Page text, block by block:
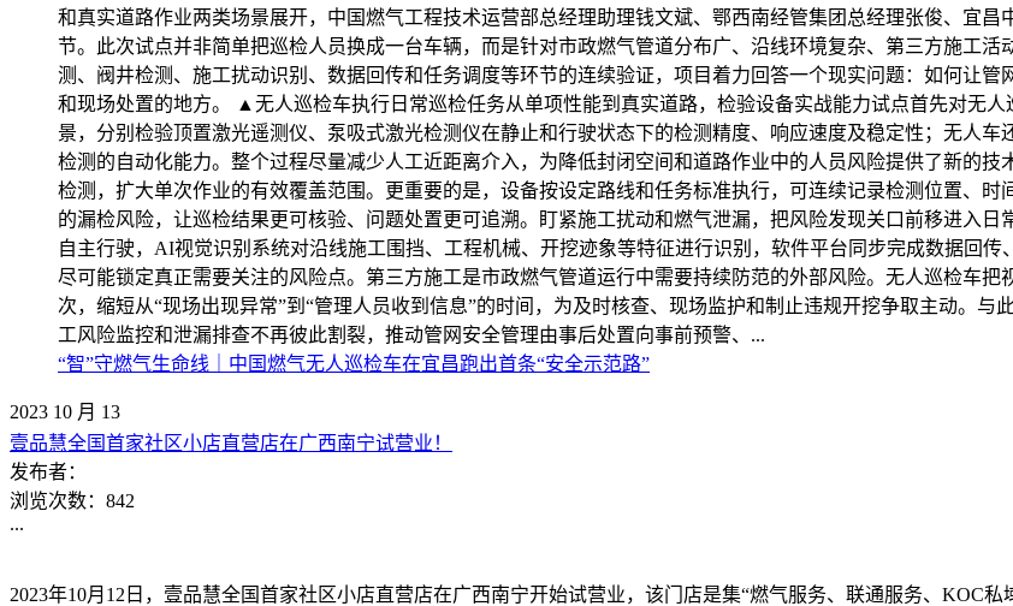
和真实道路作业两类场景展开，中国燃气工程技术运营部总经理助理钱文斌、鄂西南经管集团总经理张俊、宜
节。此次试点并非简单把巡检人员换成一台车辆，而是针对市政燃气管道分布广、沿线环境复杂、第三方施工
测、阀井检测、施工扰动识别、数据回传和任务调度等环节的连续验证，项目着力回答一个现实问题：如何让
和现场处置的地方。 ▲无人巡检车执行日常巡检任务从单项性能到真实道路，检验设备实战能力试点首先对无
景，分别检验顶置激光遥测仪、泵吸式激光检测仪在静止和行驶状态下的检测精度、响应速度及稳定性；无人
检测的自动化能力。整个过程尽量减少人工近距离介入，为降低封闭空间和道路作业中的人员风险提供了新的
检测，扩大单次作业的有效覆盖范围。更重要的是，设备按设定路线和任务标准执行，可连续记录检测位置、
的漏检风险，让巡检结果更可核验、问题处置更可追溯。盯紧施工扰动和燃气泄漏，把风险发现关口前移进入
自主行驶，AI视觉识别系统对沿线施工围挡、工程机械、开挖迹象等特征进行识别，软件平台同步完成数据回
尽可能锁定真正需要关注的风险点。第三方施工是市政燃气管道运行中需要持续防范的外部风险。无人巡检车
次，缩短从“现场出现异常”到“管理人员收到信息”的时间，为及时核查、现场监护和制止违规开挖争取主动。
工风险监控和泄漏排查不再彼此割裂，推动管网安全管理由事后处置向事前预警、...
“智”守燃气生命线｜中国燃气无人巡检车在宜昌跑出首条“安全示范路”
2023 10 月 13
壹品慧全国首家社区小店直营店在广西南宁试营业！
发布者：
浏览次数： 842
...
2023年10月12日，壹品慧全国首家社区小店直营店在广西南宁开始试营业，该门店是集“燃气服务、联通服务、KOC